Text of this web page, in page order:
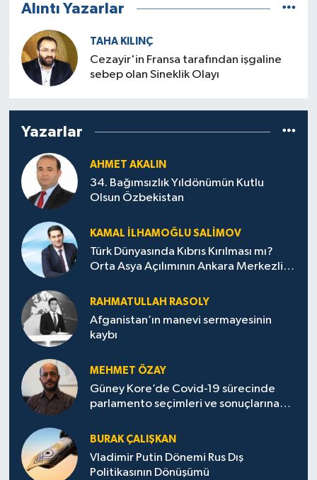
Alıntı Yazarlar
TAHA KILINÇ
Cezayir'in Fransa tarafından işgaline
sebep olan Sineklik Olayı
Yazarlar
AHMET AKALIN
34. Bağımsızlık Yıldönümün Kutlu
Olsun Özbekistan
KAMAL İLHAMOĞLU SALIMOV
Türk Dünyasında Kıbrıs Kırılması mı?
Orta Asya Açılımının Ankara Merkezli
RAHMATULLAH RASOLY
Afganistan’ın manevi sermayesinin
kaybı
MEHMET ÖZAY
Güney Kore’de Covid-19 sürecinde
parlamento seçimleri ve sonuçlarına
BURAK ÇALIŞKAN
Vladimir Putin Dönemi Rus Dış
Politikasının Dönüşümü